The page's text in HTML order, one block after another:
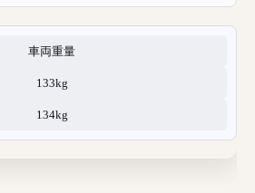
車両重量
133kg
134kg